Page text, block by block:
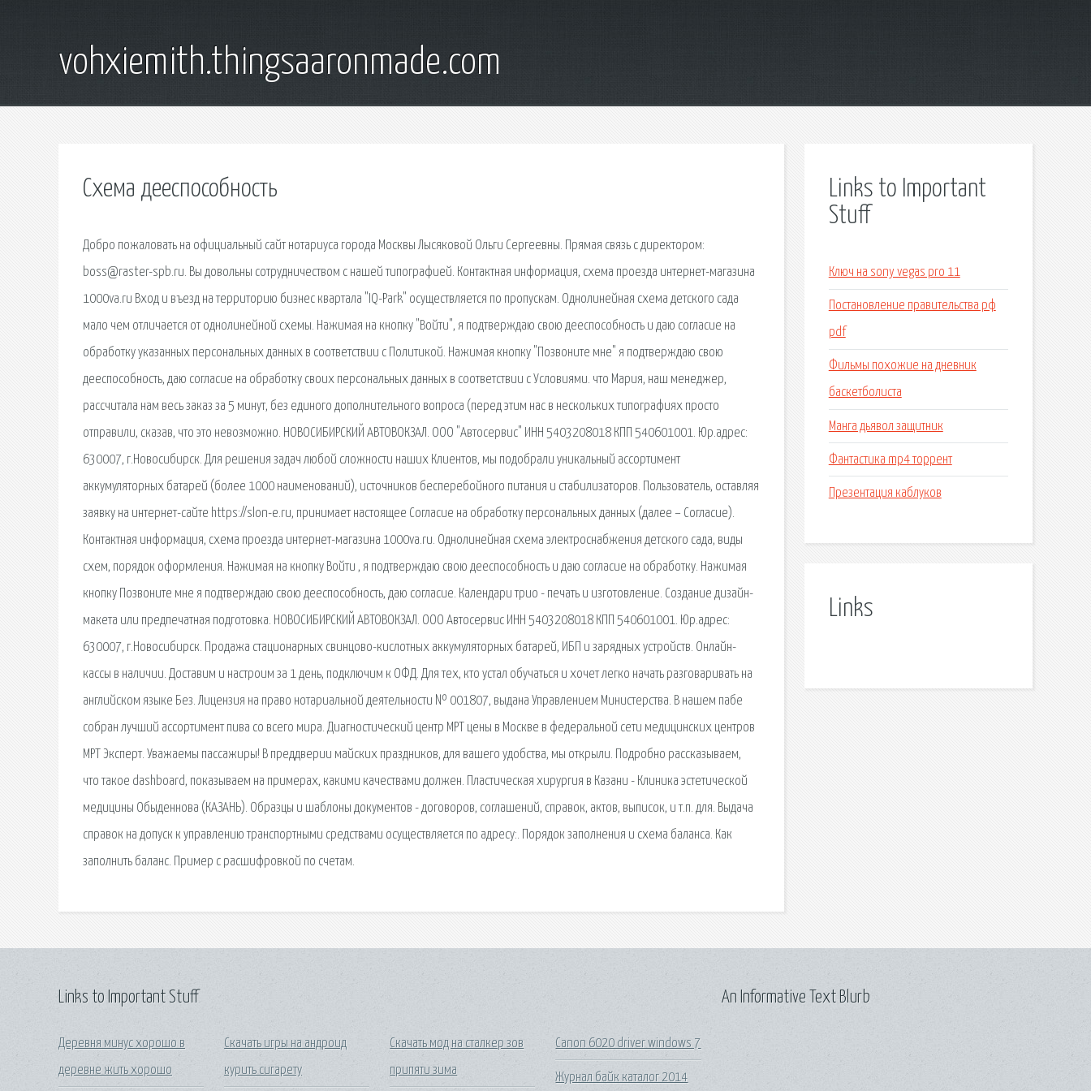
vohxiemith.thingsaaronmade.com
Схема дееспособность
Добро пожаловать на официальный сайт нотариуса города Москвы Лысяковой Ольги Сергеевны. Прямая связь с директором:
boss@raster-spb.ru. Вы довольны сотрудничеством с нашей типографией. Контактная информация, схема проезда интернет-магазина
1000va.ru Вход и въезд на территорию бизнес квартала "IQ-Park" осуществляется по пропускам. Однолинейная схема детского сада
мало чем отличается от однолинейной схемы. Нажимая на кнопку "Войти", я подтверждаю свою дееспособность и даю согласие на
обработку указанных персональных данных в соответствии с Политикой. Нажимая кнопку "Позвоните мне" я подтверждаю свою
дееспособность, даю согласие на обработку своих персональных данных в соответствии с Условиями. что Мария, наш менеджер,
рассчитала нам весь заказ за 5 минут, без единого дополнительного вопроса (перед этим нас в нескольких типографиях просто
отправили, сказав, что это невозможно. НОВОСИБИРСКИЙ АВТОВОКЗАЛ. ООО "Автосервис" ИНН 5403208018 КПП 540601001. Юр.адрес:
630007, г.Новосибирск. Для решения задач любой сложности наших Клиентов, мы подобрали уникальный ассортимент
аккумуляторных батарей (более 1000 наименований), источников бесперебойного питания и стабилизаторов. Пользователь, оставляя
заявку на интернет-сайте https://slon-e.ru, принимает настоящее Согласие на обработку персональных данных (далее – Согласие).
Контактная информация, схема проезда интернет-магазина 1000va.ru. Однолинейная схема электроснабжения детского сада, виды
схем, порядок оформления. Нажимая на кнопку Войти , я подтверждаю свою дееспособность и даю согласие на обработку. Нажимая
кнопку Позвоните мне я подтверждаю свою дееспособность, даю согласие. Календари трио - печать и изготовление. Создание дизайн-
макета или предпечатная подготовка. НОВОСИБИРСКИЙ АВТОВОКЗАЛ. ООО Автосервис ИНН 5403208018 КПП 540601001. Юр.адрес:
630007, г.Новосибирск. Продажа стационарных свинцово-кислотных аккумуляторных батарей, ИБП и зарядных устройств. Онлайн-
кассы в наличии. Доставим и настроим за 1 день, подключим к ОФД. Для тех, кто устал обучаться и хочет легко начать разговаривать на
английском языке Без. Лицензия на право нотариальной деятельности № 001807, выдана Управлением Министерства. В нашем пабе
собран лучший ассортимент пива со всего мира. Диагностический центр МРТ цены в Москве в федеральной сети медицинских центров
МРТ Эксперт. Уважаемы пассажиры! В преддверии майских праздников, для вашего удобства, мы открыли. Подробно рассказываем,
что такое dashboard, показываем на примерах, какими качествами должен. Пластическая хирургия в Казани - Клиника эстетической
медицины Обыденнова (КАЗАНЬ). Образцы и шаблоны документов - договоров, соглашений, справок, актов, выписок, и т.п. для. Выдача
справок на допуск к управлению транспортными средствами осуществляется по адресу:. Порядок заполнения и схема баланса. Как
заполнить баланс. Пример с расшифровкой по счетам.
Links to Important
Stuff
Ключ на sony vegas pro 11
Постановление правительства рф
pdf
Фильмы похожие на дневник
баскетболиста
Манга дьявол защитник
Фантастика mp4 торрент
Презентация каблуков
Links
Links to Important Stuff
Деревня минус хорошо в
деревне жить хорошо
Скачать игры на андроид
курить сигарету
Скачать мод на сталкер зов
припяти зима
Canon 6020 driver windows 7
Журнал байк каталог 2014
An Informative Text Blurb